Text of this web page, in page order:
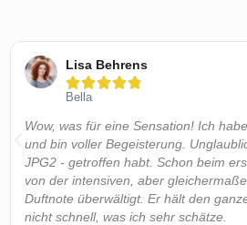
Lisa Behrens

Bella
Wow, was für eine Sensation! Ich
und bin voller Begeisterung.
JPG2 - getroffen habt. Schon beim
von der intensiven, aber
Duftnote überwältigt. Er hält den
nicht schnell, was ich sehr schätze.